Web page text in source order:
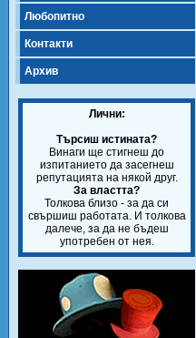
Любопитно
Контакти
Архив
Лични:
Търсиш истината?
Винаги ще стигнеш до
изпитанието да засегнеш
репутацията на някой друг.
За властта?
Толкова близо - за да си
свършиш работата. И толкова
далече, за да не бъдеш
употребен от нея.